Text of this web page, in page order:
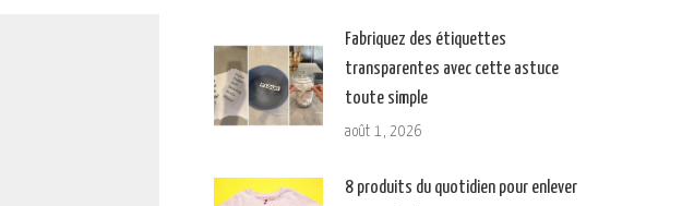
Fabriquez des étiquettes
transparentes avec cette astuce
toute simple
août 1, 2026
8 produits du quotidien pour enlever